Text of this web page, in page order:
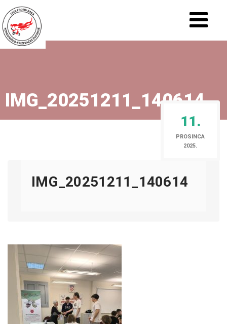
IMG_20251211_140614
11.
PROSINCA
2025.
IMG_20251211_140614